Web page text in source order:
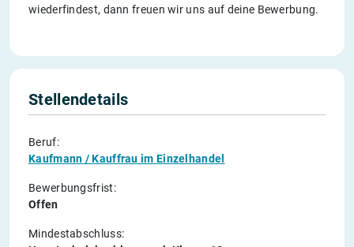
wiederfindest, dann freuen wir uns auf deine Bewerbung.
Stellendetails
Beruf:
Kaufmann / Kauffrau im Einzelhandel
Bewerbungsfrist:
Offen
Mindestabschluss: